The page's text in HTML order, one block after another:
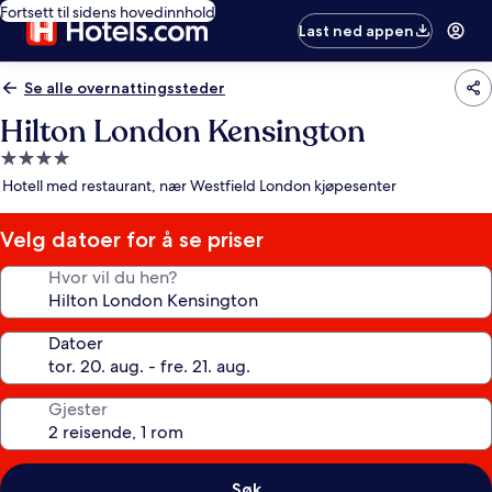
Fortsett til sidens hovedinnhold
Last ned appen
Se alle overnattingssteder
Hilton London Kensington
Overnattingssted
med
stjerner
Hotell med restaurant, nær Westfield London kjøpesenter
Velg datoer for å se priser
Hvor vil du hen?
Datoer
Gjester